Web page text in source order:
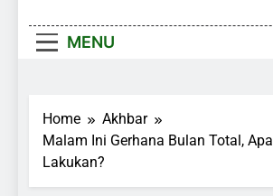
MENU
Home
Akhbar
Malam Ini Gerhana Bulan Total,
Lakukan?